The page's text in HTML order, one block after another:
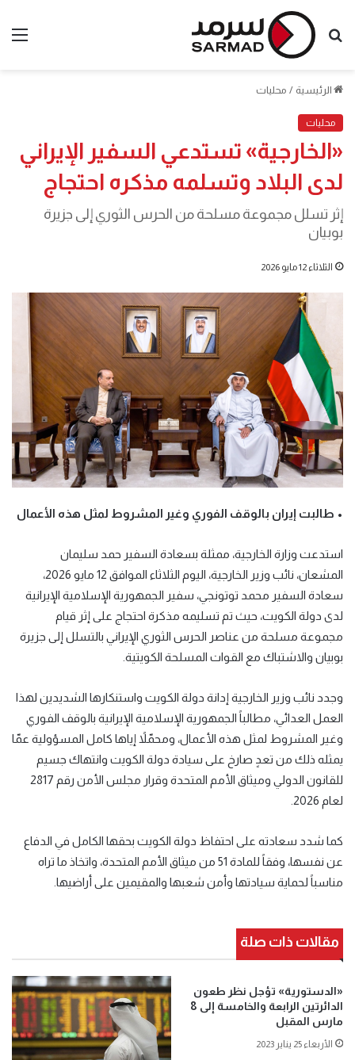
بحث
الرئيسية / محليات
محليات
«الخارجية» تستدعي السفير الإيراني
لدى البلاد وتسلمه مذكره احتجاج
إثر تسلل مجموعة مسلحة من الحرس الثوري إلى جزيرة
بوبيان
الثلاثاء 12 مايو 2026
• طالبت إيران بالوقف الفوري وغير المشروط لمثل هذه الأعمال
استدعت وزارة الخارجية، ممثلة بسعادة السفير حمد سليمان
المشعان، نائب وزير الخارجية، اليوم الثلاثاء الموافق 12 مايو 2026،
سعادة السفير محمد توتونجي، سفير الجمهورية الإسلامية الإيرانية
لدى دولة الكويت، حيث تم تسليمه مذكرة احتجاج على إثر قيام
مجموعة مسلحة من عناصر الحرس الثوري الإيراني بالتسلل إلى جزيرة
بوبيان والاشتباك مع القوات المسلحة الكويتية
وجدد نائب وزير الخارجية إدانة دولة الكويت واستنكارها الشديدين لهذا
العمل العدائي، مطالباً الجمهورية الإسلامية الإيرانية بالوقف الفوري
وغير المشروط لمثل هذه الأعمال، ومحمّلاً إياها كامل المسؤولية عمّا
يمثله ذلك من تعدٍ صارخ على سيادة دولة الكويت وانتهاك جسيم
للقانون الدولي وميثاق الأمم المتحدة وقرار مجلس الأمن رقم 2817
لعام 2026
كما شدد سعادته على احتفاظ دولة الكويت بحقها الكامل في الدفاع
عن نفسها، وفقاً للمادة 51 من ميثاق الأمم المتحدة، واتخاذ ما تراه
مناسباً لحماية سيادتها وأمن شعبها والمقيمين على أراضيها
مقالات ذات صلة
«الدستورية» تؤجل نظر طعون
الدائرتين الرابعة والخامسة إلى 8
مارس المقبل
الأربعاء 25 يناير 2023